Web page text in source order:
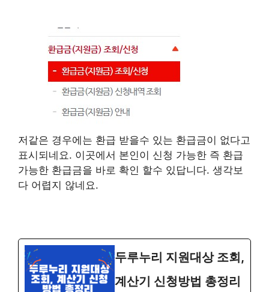
저같은 경우에는 환급 받을수 있는 환급금이 없다고
표시되네요. 이곳에서 본인이 신청 가능한 즉 환급
가능한 환급금을 바로 확인 할수 있답니다. 생각보
다 어렵지 않네요.
두루누리 지원대상 조회,
계산기 신청방법 총정리